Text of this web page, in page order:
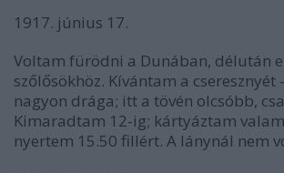
1917. június 17.
Voltam fürödni a Dunában, délután
szőlősökhöz. Kívántam a cseresznyét
nagyon drága; itt a tövén olcsóbb,
Kimaradtam 12-ig; kártyáztam
nyertem 15.50 fillért. A lánynál nem